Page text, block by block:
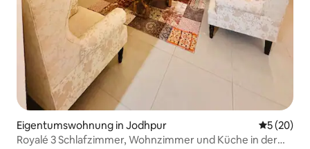
Eigentumswohnung in Jodhpur
5 (20)
Royalé 3 Schlafzimmer, Wohnzimmer und Küche in der